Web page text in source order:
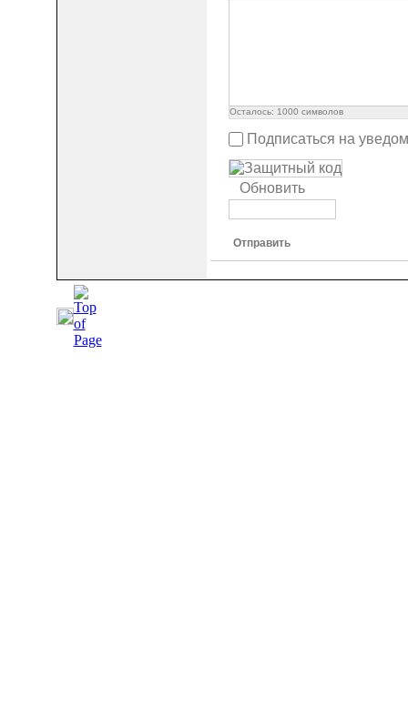
Осталось: 1000 символов
Подписаться на
Обновить
Отправить